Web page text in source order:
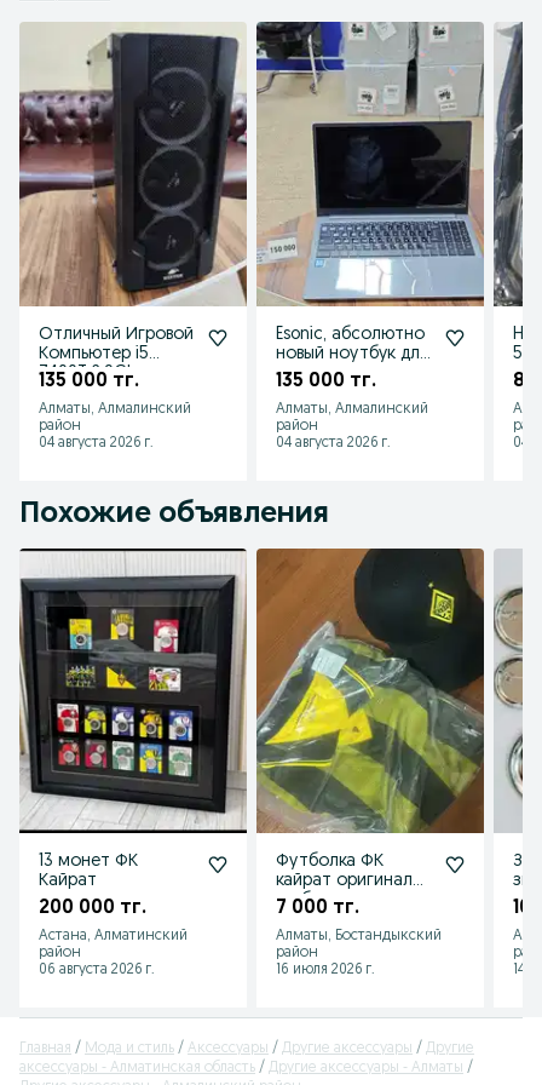
для сумок и рюкзаков
Отличный Игровой
Компьютер i5
7400T 2.9Ghz
RX580
135 000 тг.
Алматы, Алмалинский
район
04 августа 2026 г.
Esonic, абсолютно
новый ноутбук для
захвата мира
135 000 тг.
Алматы, Алмалинский
район
04 августа 2026 г.
8
04
Похожие объявления
13 монет ФК
Кайрат
200 000 тг.
Астана, Алматинский
район
06 августа 2026 г.
Футболка ФК
кайрат оригинал
но без лого
7 000 тг.
Алматы, Бостандыкский
район
16 июля 2026 г.
10
14
Главная Мода и стиль Аксессуары Другие аксессуары
Другие
аксессуары - Алматинская область
Другие аксессуары - Алматы